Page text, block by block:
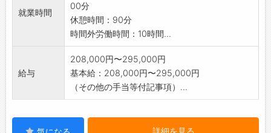
就業時間
00分
休憩時間：90分
時間外労働時間：10時間...
給与
208,000円〜295,000円
基本給：208,000円〜295,000円
（その他の手当等付記事項）...
詳細を見る